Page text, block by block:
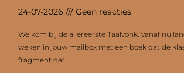
24-07-2026 Geen reacties
Welkom bij de allereerste Taalvonk. Vanaf nu
weken in jouw mailbox met een boek dat de
fragment dat